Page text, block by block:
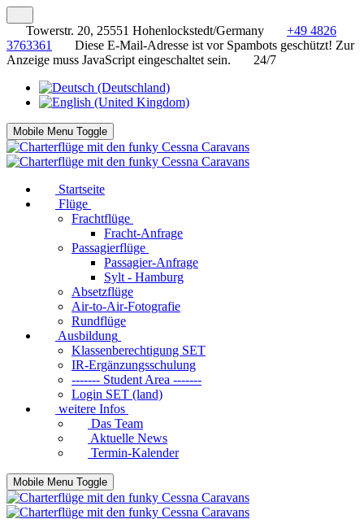
Towerstr. 20, 25551 Hohenlockstedt/Germany
+49 4826
3763361
Diese E-Mail-Adresse ist vor Spambots geschützt! Zur
Anzeige muss JavaScript eingeschaltet sein.
24/7
Mobile Menu Toggle
Startseite
Flüge
Frachtflüge
Fracht-Anfrage
Passagierflüge
Passagier-Anfrage
Sylt - Hamburg
Absetzflüge
Air-to-Air-Fotografie
Rundflüge
Ausbildung
Klassenberechtigung SET
IR-Ergänzungsschulung
------- Student Area -------
Login SET (land)
weitere Infos
Das Team
Aktuelle News
Termin-Kalender
Mobile Menu Toggle